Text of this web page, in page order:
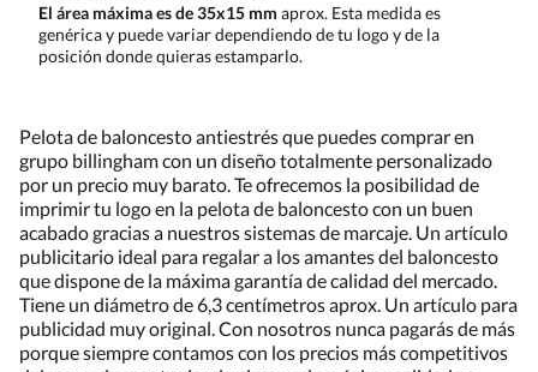
El área máxima es de 35x15 mm aprox. Esta medida es
genérica y puede variar dependiendo de tu logo y de la
posición donde quieras estamparlo.
Pelota de baloncesto antiestrés que puedes comprar en
grupo billingham con un diseño totalmente personalizado
por un precio muy barato. Te ofrecemos la posibilidad de
imprimir tu logo en la pelota de baloncesto con un buen
acabado gracias a nuestros sistemas de marcaje. Un artículo
publicitario ideal para regalar a los amantes del baloncesto
que dispone de la máxima garantía de calidad del mercado.
Tiene un diámetro de 6,3 centímetros aprox. Un artículo para
publicidad muy original. Con nosotros nunca pagarás de más
porque siempre contamos con los precios más competitivos